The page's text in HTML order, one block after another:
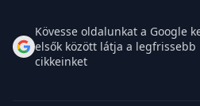
Kövesse oldalunkat a Google
elsők között látja a
cikkeinket